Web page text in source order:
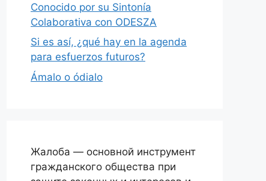
Conocido por su Sintonía
Colaborativa con ODESZA
Si es así, ¿qué hay en la agenda
para esfuerzos futuros?
Ámalo o ódialo
Жалоба — основной инструмент
гражданского общества при